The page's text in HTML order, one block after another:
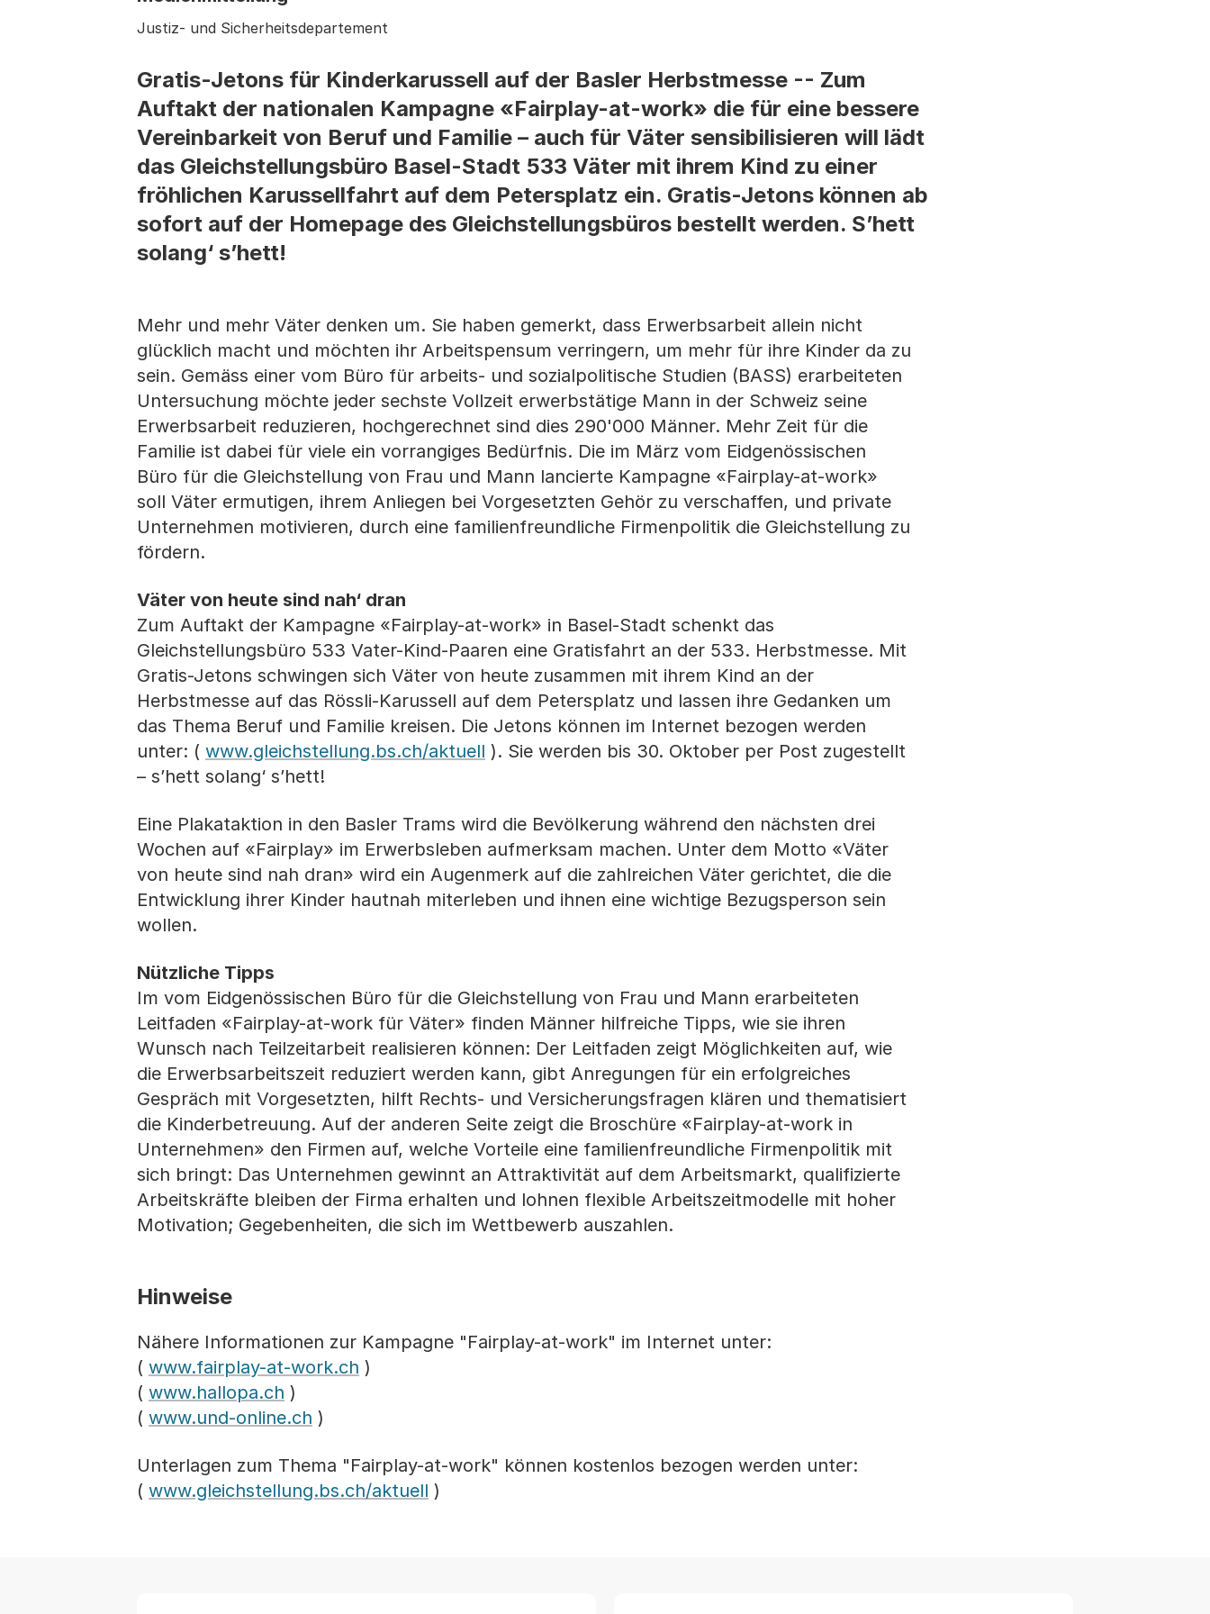
Justiz- und Sicherheitsdepartement
Gratis-Jetons für Kinderkarussell auf der Basler Herbstmesse -- Zum
Auftakt der nationalen Kampagne «Fairplay-at-work» die für eine bessere
Vereinbarkeit von Beruf und Familie – auch für Väter sensibilisieren will lädt
das Gleichstellungsbüro Basel-Stadt 533 Väter mit ihrem Kind zu einer
fröhlichen Karussellfahrt auf dem Petersplatz ein. Gratis-Jetons können ab
sofort auf der Homepage des Gleichstellungsbüros bestellt werden. S’hett
solang‘ s’hett!
Mehr und mehr Väter denken um. Sie haben gemerkt, dass Erwerbsarbeit allein nicht
glücklich macht und möchten ihr Arbeitspensum verringern, um mehr für ihre Kinder da zu
sein. Gemäss einer vom Büro für arbeits- und sozialpolitische Studien (BASS) erarbeiteten
Untersuchung möchte jeder sechste Vollzeit erwerbstätige Mann in der Schweiz seine
Erwerbsarbeit reduzieren, hochgerechnet sind dies 290'000 Männer. Mehr Zeit für die
Familie ist dabei für viele ein vorrangiges Bedürfnis. Die im März vom Eidgenössischen
Büro für die Gleichstellung von Frau und Mann lancierte Kampagne «Fairplay-at-work»
soll Väter ermutigen, ihrem Anliegen bei Vorgesetzten Gehör zu verschaffen, und private
Unternehmen motivieren, durch eine familienfreundliche Firmenpolitik die Gleichstellung zu
fördern.
Väter von heute sind nah‘ dran
Zum Auftakt der Kampagne «Fairplay-at-work» in Basel-Stadt schenkt das
Gleichstellungsbüro 533 Vater-Kind-Paaren eine Gratisfahrt an der 533. Herbstmesse. Mit
Gratis-Jetons schwingen sich Väter von heute zusammen mit ihrem Kind an der
Herbstmesse auf das Rössli-Karussell auf dem Petersplatz und lassen ihre Gedanken um
das Thema Beruf und Familie kreisen. Die Jetons können im Internet bezogen werden
unter: ( www.gleichstellung.bs.ch/aktuell ). Sie werden bis 30. Oktober per Post zugestellt
– s’hett solang‘ s’hett!
Eine Plakataktion in den Basler Trams wird die Bevölkerung während den nächsten drei
Wochen auf «Fairplay» im Erwerbsleben aufmerksam machen. Unter dem Motto «Väter
von heute sind nah dran» wird ein Augenmerk auf die zahlreichen Väter gerichtet, die die
Entwicklung ihrer Kinder hautnah miterleben und ihnen eine wichtige Bezugsperson sein
wollen.
Nützliche Tipps
Im vom Eidgenössischen Büro für die Gleichstellung von Frau und Mann erarbeiteten
Leitfaden «Fairplay-at-work für Väter» finden Männer hilfreiche Tipps, wie sie ihren
Wunsch nach Teilzeitarbeit realisieren können: Der Leitfaden zeigt Möglichkeiten auf, wie
die Erwerbsarbeitszeit reduziert werden kann, gibt Anregungen für ein erfolgreiches
Gespräch mit Vorgesetzten, hilft Rechts- und Versicherungsfragen klären und thematisiert
die Kinderbetreuung. Auf der anderen Seite zeigt die Broschüre «Fairplay-at-work in
Unternehmen» den Firmen auf, welche Vorteile eine familienfreundliche Firmenpolitik mit
sich bringt: Das Unternehmen gewinnt an Attraktivität auf dem Arbeitsmarkt, qualifizierte
Arbeitskräfte bleiben der Firma erhalten und lohnen flexible Arbeitszeitmodelle mit hoher
Motivation; Gegebenheiten, die sich im Wettbewerb auszahlen.
Hinweise
Nähere Informationen zur Kampagne "Fairplay-at-work" im Internet unter:
( www.fairplay-at-work.ch )
( www.hallopa.ch )
( www.und-online.ch )
Unterlagen zum Thema "Fairplay-at-work" können kostenlos bezogen werden unter:
( www.gleichstellung.bs.ch/aktuell )